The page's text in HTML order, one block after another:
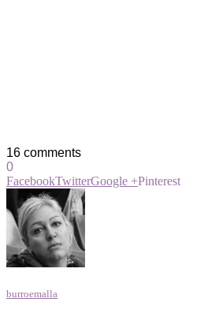
16 comments
0
FacebookTwitterGoogle +Pinterest
burroemalla